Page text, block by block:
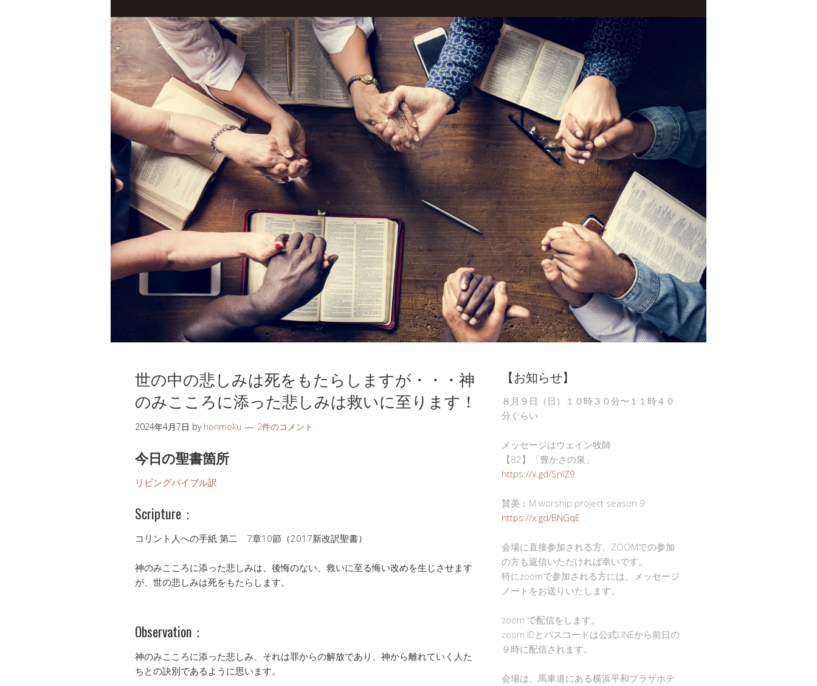
世の中の悲しみは死をもたらしますが・・・神
のみこころに添った悲しみは救いに至ります！
2024年4月7日 by honmoku 2件のコメント
今日の聖書箇所
リビングバイブル訳
Scripture：
コリント人への手紙 第二 7章10節（2017新改訳聖書）
神のみこころに添った悲しみは、後悔のない、救いに至る悔い改めを生じさせます
が、世の悲しみは死をもたらします。
Observation：
神のみこころに添った悲しみ、それは罪からの解放であり、神から離れていく人た
ちとの訣別であるように思います。
【お知らせ】
８月９日（日）１０時３０分〜１１時４０
分ぐらい
メッセージはウェイン牧師
【82】「豊かさの泉」
https://x.gd/SnlZ9
賛美：M worship project season 9
https://x.gd/BNGqE
会場に直接参加される方、ZOOMでの参加
の方も返信いただければ幸いです。
特にzoomで参加される方には、メッセージ
ノートをお送りいたします。
zoom で配信をします。
zoom IDとパスコードは公式LINEから前日の
９時に配信されます。
会場は、馬車道にある横浜平和プラザホテ